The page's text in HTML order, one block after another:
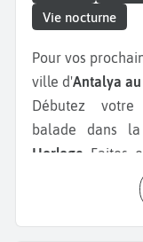
Vie nocturne
Pour vos
ville d'Antalya
Débutez
balade dans
Horloge .
de
nombreux
spécialités